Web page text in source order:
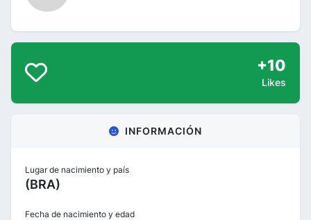
+10
Likes
INFORMACIÓN
Lugar de nacimiento y país
(BRA)
Fecha de nacimiento y edad